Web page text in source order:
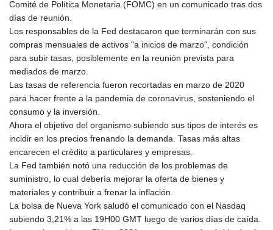
HRK 7.533703
HUF 363.337748
IDR 20582.920659
ILS 3.468274
INR 110.065674
IQD 1514.334158
1590340.758301
ISK 142.611425
JEP 0.859298
JMD 183.585438
JOD 0.819755
JPY 182.105612
KES 147.605987
KGS 101.105674
Comité de Política Monetaria (FOMC) en un comunicado tras dos
días de reunión.
Los responsables de la Fed destacaron que terminarán con sus
compras mensuales de activos "a inicios de marzo", condición
para subir tasas, posiblemente en la reunión prevista para
mediados de marzo.
Las tasas de referencia fueron recortadas en marzo de 2020
para hacer frente a la pandemia de coronavirus, sosteniendo el
consumo y la inversión.
Ahora el objetivo del organismo subiendo sus tipos de interés es
incidir en los precios frenando la demanda. Tasas más altas
encarecen el crédito a particulares y empresas.
La Fed también notó una reducción de los problemas de
suministro, lo cual debería mejorar la oferta de bienes y
materiales y contribuir a frenar la inflación.
La bolsa de Nueva York saludó el comunicado con el Nasdaq
subiendo 3,21% a las 19H00 GMT luego de varios días de caída.